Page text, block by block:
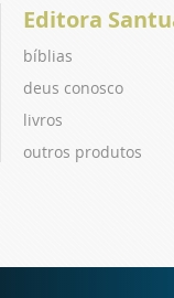
Editora
bíblias
deus conosco
livros
outros produtos